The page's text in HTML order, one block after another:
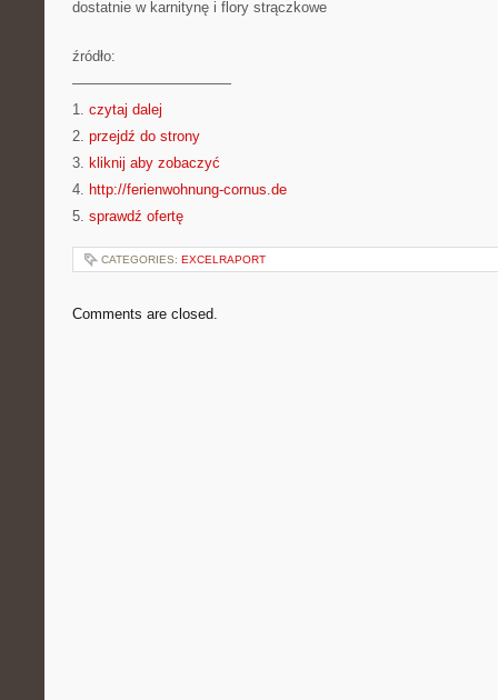
dostatnie w karnitynę i flory strączkowe
źródło:
———————————
1. czytaj dalej
2. przejdź do strony
3. kliknij aby zobaczyć
4. http://ferienwohnung-cornus.de
5. sprawdź ofertę
CATEGORIES: EXCELRAPORT
Comments are closed.